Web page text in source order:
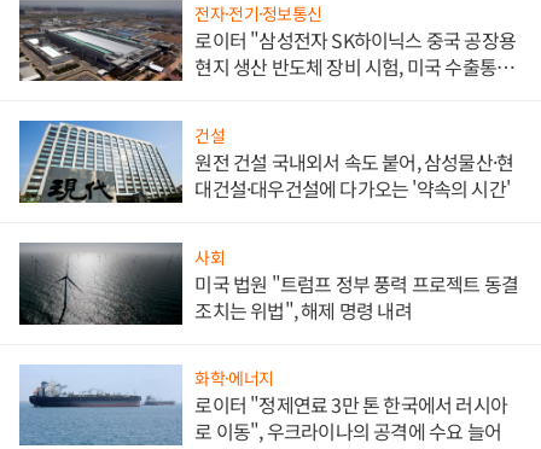
전자·전기·정보통신
로이터 "삼성전자 SK하이닉스 중국 공장용
현지 생산 반도체 장비 시험, 미국 수출통제
건설
원전 건설 국내외서 속도 붙어, 삼성물산·현
대건설·대우건설에 다가오는 '약속의 시간'
사회
미국 법원 "트럼프 정부 풍력 프로젝트 동결
조치는 위법", 해제 명령 내려
화학·에너지
로이터 "정제연료 3만 톤 한국에서 러시아
로 이동", 우크라이나의 공격에 수요 늘어